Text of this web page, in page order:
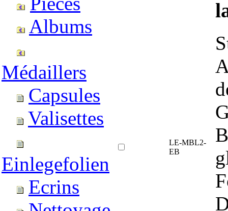
Albums
Médaillers
Capsules
Valisettes
Einlegefolien
Ecrins
LE-MBL2-
EB